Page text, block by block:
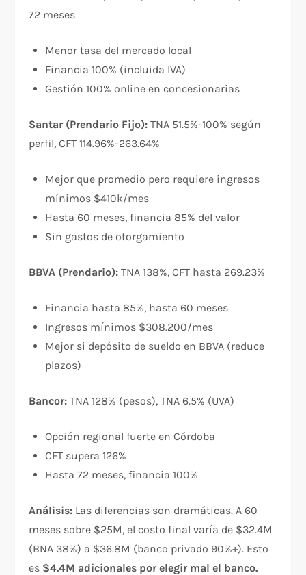
72 meses​
Menor tasa del mercado local
Financia 100% (incluida IVA)
Gestión 100% online en concesionarias
Santar (Prendario Fijo): TNA 51.5%-100% según
perfil, CFT 114.96%-263.64%​
Mejor que promedio pero requiere ingresos
mínimos $410k/mes
Hasta 60 meses, financia 85% del valor
Sin gastos de otorgamiento
BBVA (Prendario): TNA 138%, CFT hasta 269.23%​
Financia hasta 85%, hasta 60 meses
Ingresos mínimos $308.200/mes
Mejor si depósito de sueldo en BBVA (reduce
plazos)
Bancor: TNA 128% (pesos), TNA 6.5% (UVA)​
Opción regional fuerte en Córdoba
CFT supera 126%
Hasta 72 meses, financia 100%
Análisis: Las diferencias son dramáticas. A 60
meses sobre $25M, el costo final varía de $32.4M
(BNA 38%) a $36.8M (banco privado 90%+). Esto
es $4.4M adicionales por elegir mal el banco.